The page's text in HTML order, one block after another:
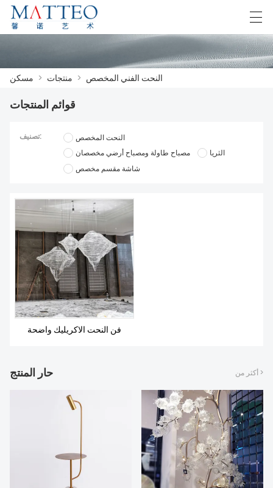
قضية
منتجات
تحميل
اتصل بنا
Deutsch Español
مسكن > منتجات > النحت الفني المخصص
قوائم المنتجات
تصنيف:
النحت المخصص
مصباح طاولة ومصباح أرضي مخصصان
الثريا
شاشة مقسم مخصص
فن النحت الاكريليك واضحة
حار المنتج أكثر من >